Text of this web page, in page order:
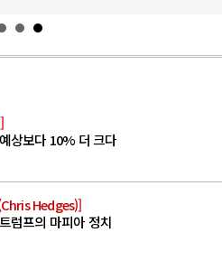
상보다 10% 더 크다
Hedges)]
럼프의 마피아 정치